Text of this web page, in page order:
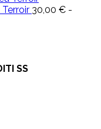
prezzo:
30,00 € -
SS